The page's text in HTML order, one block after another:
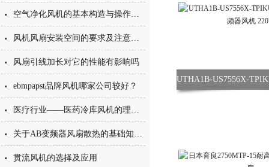
空气净化风机的基本构造与操作维护方式
风机风扇安装空间的要求及注意事项
风扇引线加长对它的性能有影响吗
ebmpapst品牌风机哪家公司较好？
医疗行业——医药冷库风机的理想选择方案
关于AB变频器风扇散热的基础知识你知道吗
贯流风机的选择及应用